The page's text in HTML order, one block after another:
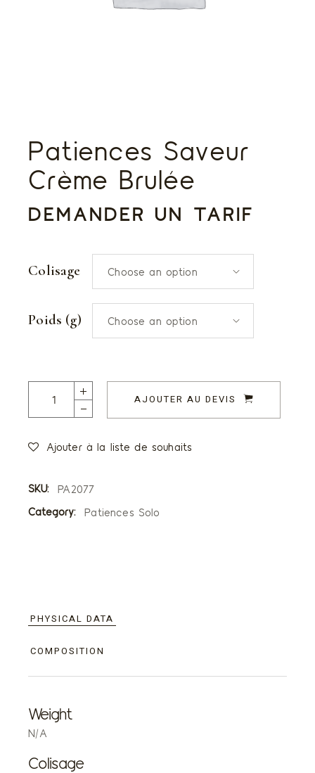
Patiences Saveur
Crème Brulée
DEMANDER UN TARIF
Colisage Choose an option
Poids (g) Choose an option
Patiences saveur Crème Brulée quantity
AJOUTER AU DEVIS
Ajouter à la liste de souhaits
SKU:
PA2077
Category:
Patiences Solo
PHYSICAL DATA
COMPOSITION
Weight
N/A
Colisage